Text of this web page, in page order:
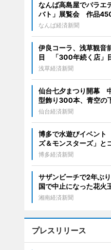
なんば高島屋でバラエ
バト」展覧会 作品
なんば経済新聞
伊良コーラ、浅草観音
目 「300年続く店」
浅草経済新聞
仙台七夕まつり開幕
型飾り300本、青空の
仙台経済新聞
博多で水遊びイベン
ズ＆モンスターズ」と
博多経済新聞
サザンビーチで2年ぶ
国で中止になった花火
湘南経済新聞
プレスリリース